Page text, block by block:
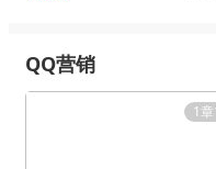
QQ营销
1